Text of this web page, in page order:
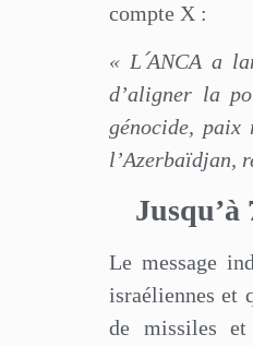
compte X :
« L՛ANCA a
d’aligner la
génocide, paix
l’Azerbaïdjan,
Le message
israéliennes et
de missiles